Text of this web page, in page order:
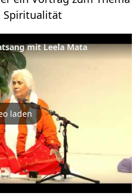
Spiritualität
mit Leela Mata
laden